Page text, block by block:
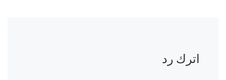
اترك رد